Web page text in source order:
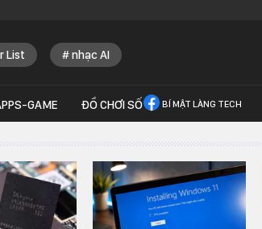
List nhạc AI
GAME ĐỒ CHƠI SỐ BÍ MẬT LÀNG TECH